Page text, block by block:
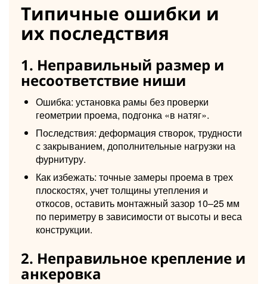
Типичные ошибки и
их последствия
1. Неправильный размер и
несоответствие ниши
Ошибка: установка рамы без проверки
геометрии проема, подгонка «в натяг».
Последствия: деформация створок, трудности
с закрыванием, дополнительные нагрузки на
фурнитуру.
Как избежать: точные замеры проема в трех
плоскостях, учет толщины утепления и
откосов, оставить монтажный зазор 10–25 мм
по периметру в зависимости от высоты и веса
конструкции.
2. Неправильное крепление и
анкеровка